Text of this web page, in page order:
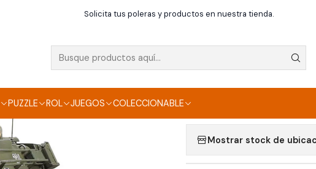
PUZZLE ROL JUEGOS COLECCIONABLE
Solicita tus poleras y productos en nuestra tienda.
Inicio Maquetas 1/35 WG M47 PATTON 1/35
1/35 WG M47
Mostrar stock de